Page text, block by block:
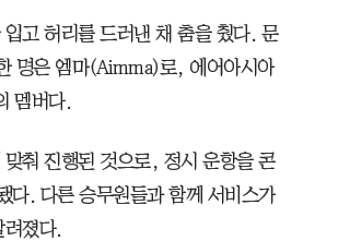
고 허리를 드러낸 채 춤을 췄다. 문
명은 엠마(Aimma)로, 에어아시아
멤버다.
춰 진행된 것으로, 정시 운항을 콘
다. 다른 승무원들과 함께 서비스가
려졌다.